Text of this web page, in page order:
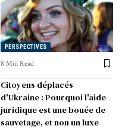
PERSPECTIVES
8 Min Read
Citoyens déplacés
d'Ukraine : Pourquoi l'aide
juridique est une bouée de
sauvetage, et non un luxe